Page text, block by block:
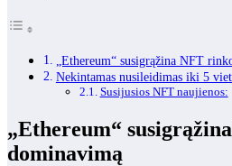
„Ethereum“ susigrąžina NFT
Nekintamas nusileidimas iki 5
Susijusios NFT naujienos:
„Ethereum“
dominavimą